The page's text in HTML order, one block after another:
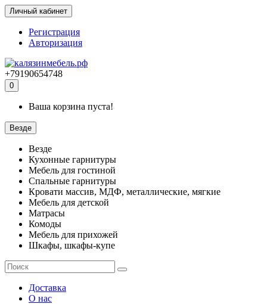
Личный кабинет
Регистрация
Авторизация
+79190654748
0
Ваша корзина пуста!
Везде
Везде
Кухонные гарнитуры
Мебель для гостиной
Спальные гарнитуры
Кровати массив, МДФ, металлические, мягкие
Мебель для детской
Матрасы
Комоды
Мебель для прихожей
Шкафы, шкафы-купе
Доставка
О нас